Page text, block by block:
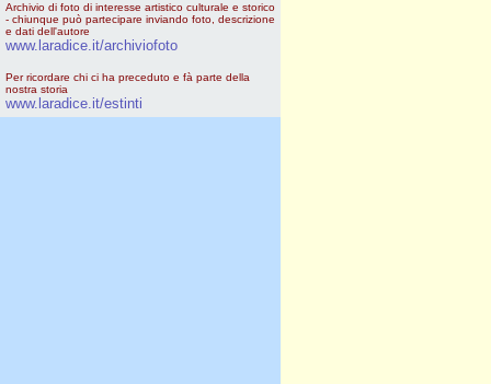
Archivio di foto di interesse artistico culturale e storico
- chiunque può partecipare inviando foto, descrizione
e dati dell'autore
www.laradice.it/archiviofoto
Per ricordare chi ci ha preceduto e fà parte della
nostra storia
www.laradice.it/estinti